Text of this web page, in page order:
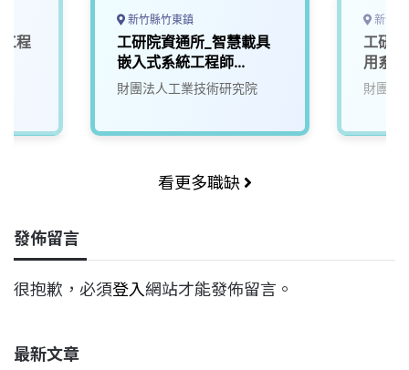
程
新竹縣竹東鎮
工研院資通所_智慧載具
嵌入式系統工程師
(U303)
財團法人工業技術研究院
新竹
工研
用系
財團法
看更多職缺
發佈留言
很抱歉，必須登入網站才能發佈留言。
最新文章